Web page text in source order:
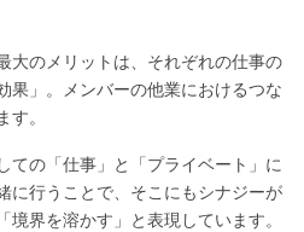
大のメリットは、それぞれの仕事の
果」。メンバーの他業におけるつな
す。
ての「仕事」と「プライベート」に
に行うことで、そこにもシナジーが
界を溶かす」と表現しています。